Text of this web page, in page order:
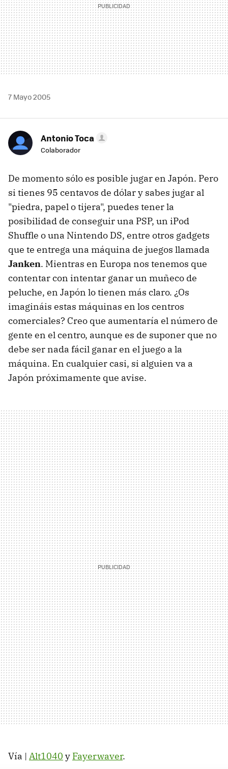
7 Mayo 2005
Antonio Toca
Colaborador
De momento sólo es posible jugar en Japón. Pero
si tienes 95 centavos de dólar y sabes jugar al
"piedra, papel o tijera", puedes tener la
posibilidad de conseguir una PSP, un iPod
Shuffle o una Nintendo DS, entre otros gadgets
que te entrega una máquina de juegos llamada
Janken. Mientras en Europa nos tenemos que
contentar con intentar ganar un muñeco de
peluche, en Japón lo tienen más claro. ¿Os
imagináis estas máquinas en los centros
comerciales? Creo que aumentaría el número de
gente en el centro, aunque es de suponer que no
debe ser nada fácil ganar en el juego a la
máquina. En cualquier casi, si alguien va a
Japón próximamente que avise.
Vía | Alt1040 y Fayerwaver.